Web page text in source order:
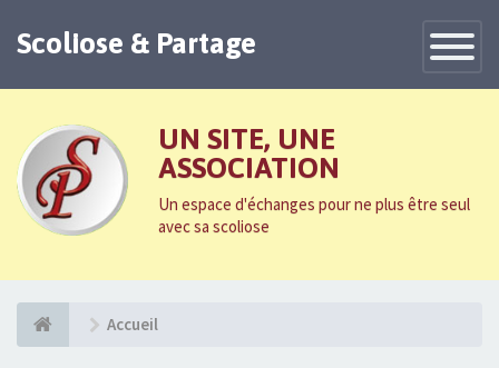
Toggle
Scoliose & Partage
UN SITE, UNE
ASSOCIATION
Un espace d'échanges pour ne plus être seul
avec sa scoliose
Accueil